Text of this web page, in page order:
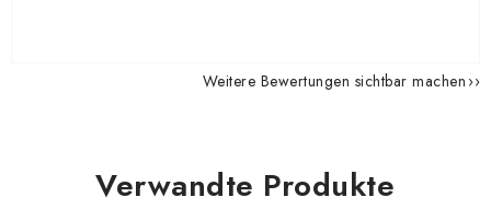
Weitere Bewertungen sichtbar machen
Verwandte Produkte